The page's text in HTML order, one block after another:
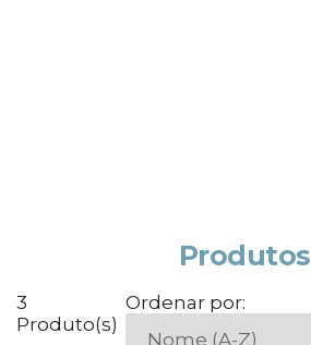
Produtos
3
Produto(s)
Ordenar por: